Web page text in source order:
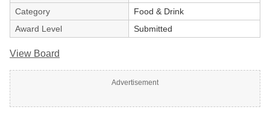
Category
Food & Drink
Award Level
Submitted
View Board
Advertisement